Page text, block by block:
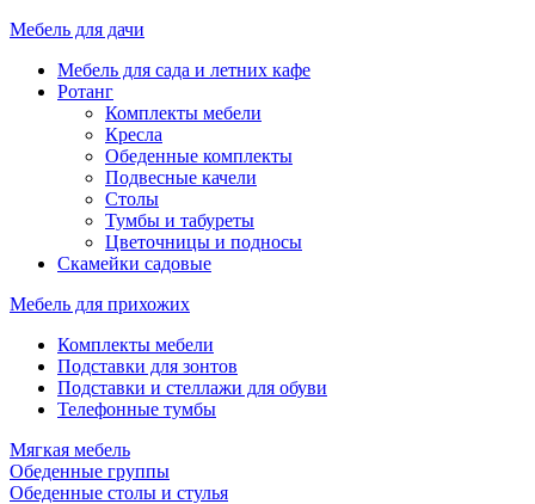
Мебель для дачи
Мебель для сада и летних кафе
Ротанг
Комплекты мебели
Кресла
Обеденные комплекты
Подвесные качели
Столы
Тумбы и табуреты
Цветочницы и подносы
Скамейки садовые
Мебель для прихожих
Комплекты мебели
Подставки для зонтов
Подставки и стеллажи для обуви
Телефонные тумбы
Мягкая мебель
Обеденные группы
Обеденные столы и стулья